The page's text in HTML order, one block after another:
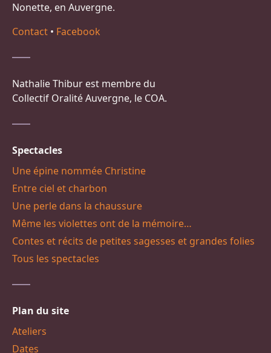
Nonette, en Auvergne.
Contact • Facebook
Nathalie Thibur est membre du
Collectif Oralité Auvergne, le COA.
Spectacles
Une épine nommée Christine
Entre ciel et charbon
Une perle dans la chaussure
Même les violettes ont de la mémoire…
Contes et récits de petites sagesses et grandes folies
Tous les spectacles
Plan du site
Ateliers
Dates